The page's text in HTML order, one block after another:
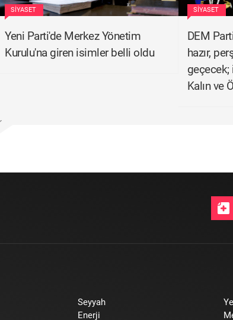
SIYASET
Yeni Parti'de Merkez Yönetim
Kurulu'na giren isimler belli oldu
SIYASET
DEM
hazır,
geçecek;
Kalın ve
Seyyah
Enerji